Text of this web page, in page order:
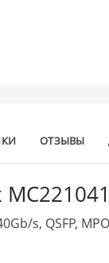
ОТЗЫВЫ
s, QSFP,